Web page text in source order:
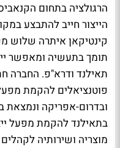
הרגולציה בתחום
הייצור חייב להתבצע
קינטיקאן איתרה שלוש
תומך בתעשיה ומאפשר
תאילנד ודרא"פ. החברה
פוטנציאלים להקמת
ובדרום-אפריקה ונמצאת
בתאילנד להקמת מפעל
מוצריה ושירותיה